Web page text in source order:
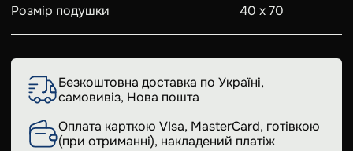
Розмір подушки 40 х 70
Безкоштовна доставка по Україні,
самовивіз, Нова пошта
Оплата карткою VIsa, MasterCard, готівкою
(при отриманні), накладений платіж